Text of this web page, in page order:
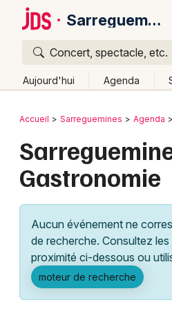
Sarreguemines
Concert, spectacle, etc.
Aujourd'hui Agenda
Publier un événement
Grands événements
Activité & Expérience
Manifestations
Foires & salons
Bordeaux
Colmar
Lille
Lyon
Marseille
Mulhouse
Retour
Accueil Sarreguemines Agenda
Gastronomie
Aucun événement ne
de recherche. Consultez
proximité ci-dessous ou
moteur de recherche
Quoi ?
Où ?
Partout
Près de moi Changer
Quand ?
Aujourd'hui
Demain Ce